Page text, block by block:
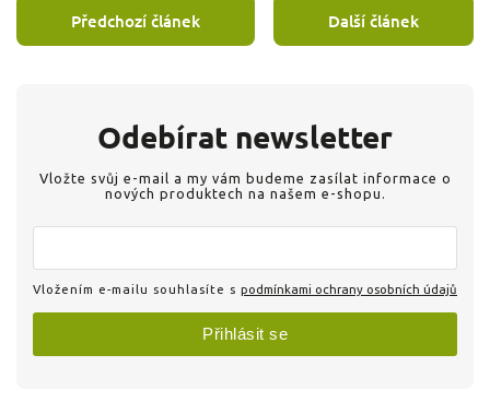
Předchozí článek Další článek
Odebírat newsletter
Vložte svůj e-mail a my vám budeme zasílat informace o
nových produktech na našem e-shopu.
Vložením e-mailu souhlasíte s podmínkami ochrany osobních údajů
Přihlásit se